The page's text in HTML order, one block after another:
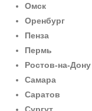
Омск
Оренбург
Пенза
Пермь
Ростов-на-Дону
Самара
Саратов
Сургут